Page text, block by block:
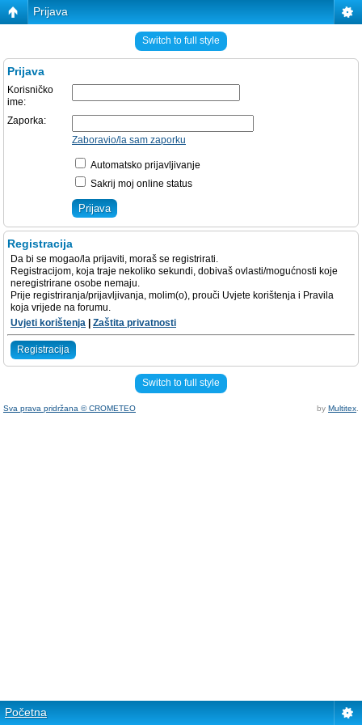
Prijava
Switch to full style
Prijava
Korisničko
ime:
Zaporka:
Zaboravio/la sam zaporku
Automatsko prijavljivanje
Sakrij moj online status
Registracija
Da bi se mogao/la prijaviti, moraš se registrirati.
Registracijom, koja traje nekoliko sekundi, dobivaš ovlasti/mogućnosti koje
neregistrirane osobe nemaju.
Prije registriranja/prijavljivanja, molim(o), prouči Uvjete korištenja i Pravila
koja vrijede na forumu.
Uvjeti korištenja
Zaštita privatnosti
Registracija
Switch to full style
Sva prava pridržana © CROMETEO by Multitex
Početna